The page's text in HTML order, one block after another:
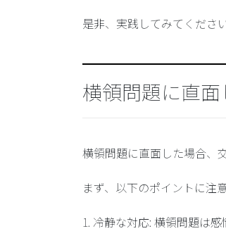
是非、実践してみてください
横領問題に直
横領問題に直面した場合、
まず、以下のポイントに注
1. 冷静な対応: 横領問題は